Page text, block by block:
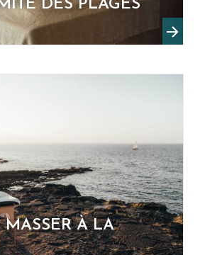
DES PLAGES
MASSER À LA